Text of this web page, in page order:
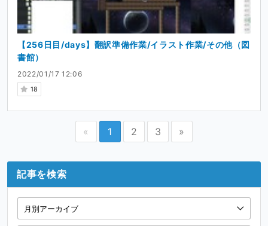
2022/01/17 12:06
18
【256日目/days】翻訳準備作業/イラスト作業/その他（図
書館）
« 1 2 3 »
記事を検索